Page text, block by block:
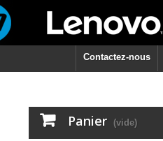
Contactez-nous
Panier (vide)